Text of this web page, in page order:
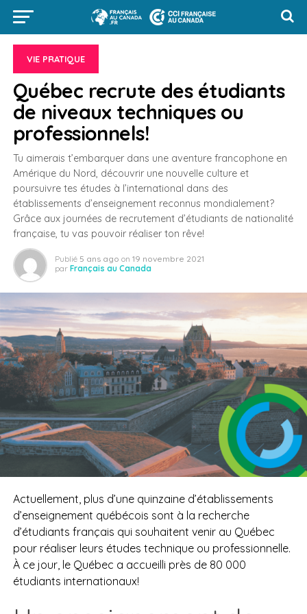
VIE PRATIQUE
Québec recrute des étudiants
de niveaux techniques ou
professionnels!
Tu aimerais t’embarquer dans une aventure francophone en
Amérique du Nord, découvrir une nouvelle culture et
poursuivre tes études à l’international dans des
établissements d’enseignement reconnus mondialement?
Grâce aux journées de recrutement d’étudiants de nationalité
française, tu vas pouvoir réaliser ton rêve!
Publié 5 ans ago on 19 novembre 2021
par Français au Canada
Actuellement, plus d’une quinzaine d’établissements
d’enseignement québécois sont à la recherche
d’étudiants français qui souhaitent venir au Québec
pour réaliser leurs études technique ou professionnelle.
À ce jour, le Québec a accueilli près de 80 000
étudiants internationaux!